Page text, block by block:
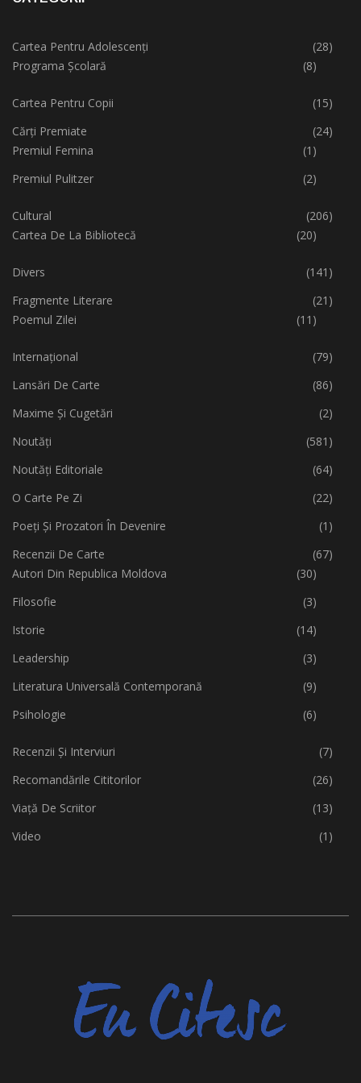
Cartea Pentru Adolescenți
(28)
Programa Școlară
(8)
Cartea Pentru Copii
(15)
Cărți Premiate
(24)
Premiul Femina
(1)
Premiul Pulitzer
(2)
Cultural
(206)
Cartea De La Bibliotecă
(20)
Divers
(141)
Fragmente Literare
(21)
Poemul Zilei
(11)
Internațional
(79)
Lansări De Carte
(86)
Maxime Și Cugetări
(2)
Noutăți
(581)
Noutăți Editoriale
(64)
O Carte Pe Zi
(22)
Poeți Și Prozatori În Devenire
(1)
Recenzii De Carte
(67)
Autori Din Republica Moldova
(30)
Filosofie
(3)
Istorie
(14)
Leadership
(3)
Literatura Universală Contemporană
(9)
Psihologie
(6)
Recenzii Și Interviuri
(7)
Recomandările Cititorilor
(26)
Viață De Scriitor
(13)
Video
(1)